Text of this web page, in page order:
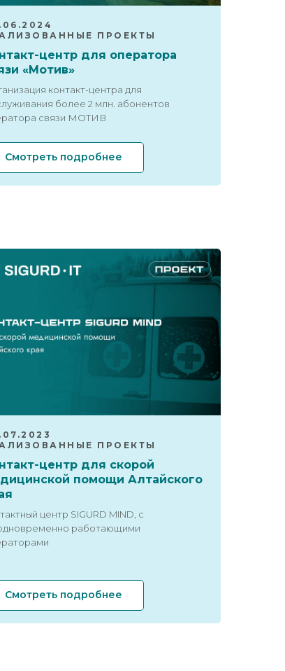
ПРОЕКТЫ
центр для оператора
«Мотив»
контакт-центра для
более 2 млн. абонентов
связи МОТИВ
Смотреть подробнее
ПРОЕКТЫ
центр для скорой
помощи Алтайского
центр SIGURD MIND, с
работающими
Смотреть подробнее